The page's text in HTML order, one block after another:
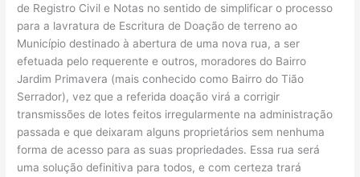
de Registro Civil e Notas no sentido de simplificar o processo
para a lavratura de Escritura de Doação de terreno ao
Município destinado à abertura de uma nova rua, a ser
efetuada pelo requerente e outros, moradores do Bairro
Jardim Primavera (mais conhecido como Bairro do Tião
Serrador), vez que a referida doação virá a corrigir
transmissões de lotes feitos irregularmente na administração
passada e que deixaram alguns proprietários sem nenhuma
forma de acesso para as suas propriedades. Essa rua será
uma solução definitiva para todos, e com certeza trará